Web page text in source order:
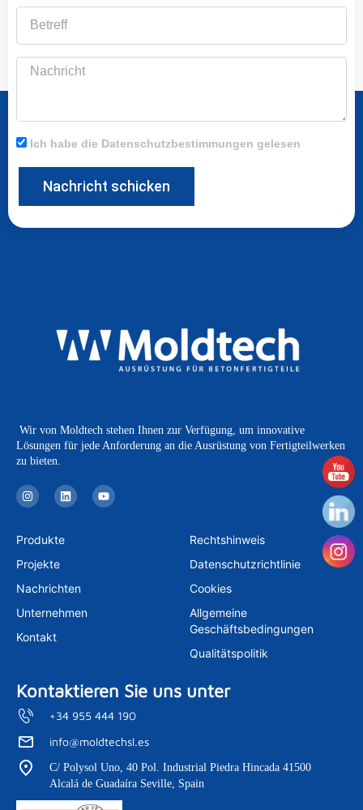
Nachricht
Ich habe die Datenschutzbestimmungen gelesen
Nachricht schicken
Wir von Moldtech stehen Ihnen zur Verfügung, um innovative
Lösungen für jede Anforderung an die Ausrüstung von Fertigteilwerken
zu bieten.
I
n
s
a
g
a
L
i
n
d
Y
o
u
Produkte
Projekte
Nachrichten
Unternehmen
Kontakt
Rechtshinweis
Datenschutzrichtlinie
Cookies
Allgemeine
Geschäftsbedingungen
Qualitätspolitik
Kontaktieren Sie uns unter
+34 955 444 190
info@moldtechsl.es
C/ Polysol Uno, 40 Pol. Industrial Piedra Hincada 41500
Alcalá de Guadaíra Seville, Spain